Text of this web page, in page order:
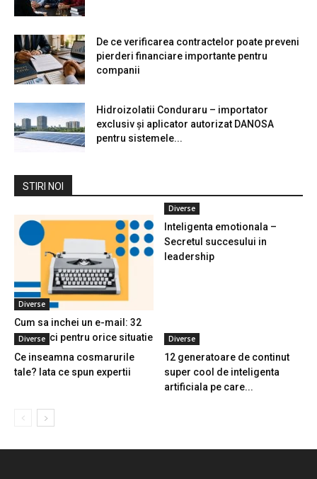
De ce verificarea contractelor poate preveni
pierderi financiare importante pentru
companii
Hidroizolatii Conduraru – importator
exclusiv și aplicator autorizat DANOSA
pentru sistemele...
STIRI NOI
Diverse
Cum sa inchei un e-mail: 32
de replici pentru orice situatie
Diverse
Inteligenta emotionala –
Secretul succesului in
leadership
Diverse
Ce inseamna cosmarurile
tale? Iata ce spun expertii
Diverse
12 generatoare de continut
super cool de inteligenta
artificiala pe care...